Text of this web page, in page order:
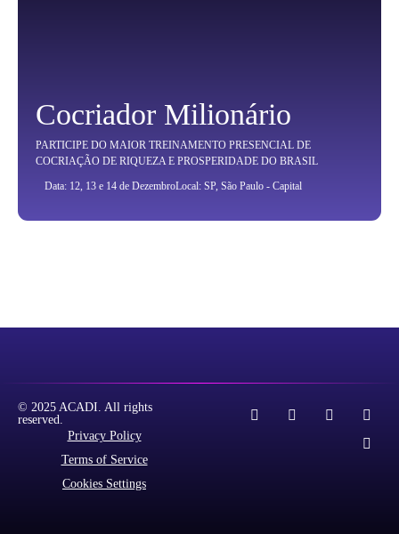
Cocriador Milionário
PARTICIPE DO MAIOR TREINAMENTO PRESENCIAL DE
COCRIAÇÃO DE RIQUEZA E PROSPERIDADE DO BRASIL
Data: 12, 13 e 14 de DezembroLocal: SP, São Paulo - Capital
© 2025 ACADI. All rights
reserved.
Privacy Policy
Terms of Service
Cookies Settings